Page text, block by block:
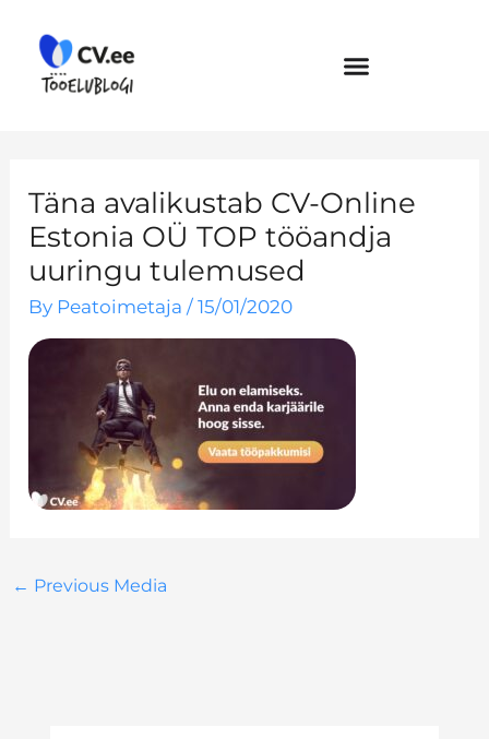
content
Täna avalikustab CV-Online
Estonia OÜ TOP tööandja
uuringu tulemused
By Peatoimetaja/15/01/2020
← Previous Media